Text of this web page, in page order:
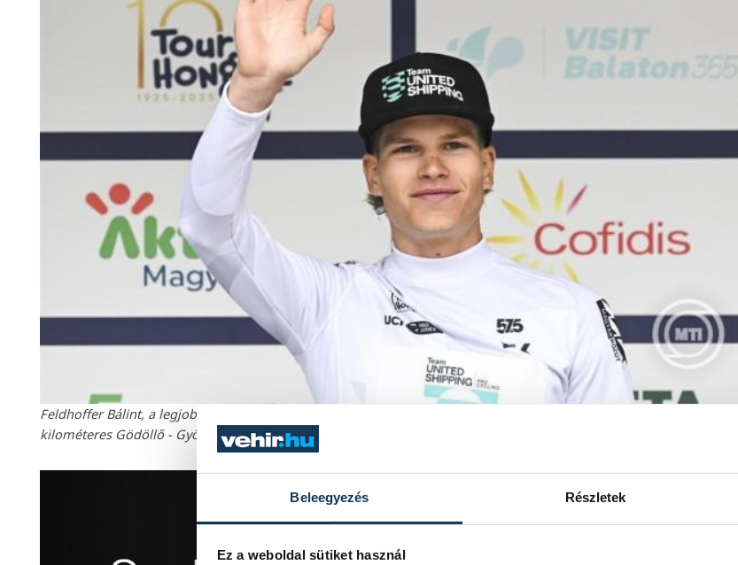
Beleegyezés Részletek
Ez a weboldal sütiket használ
Feldhoffer Bálint, a legjobb magyar versenyző a 46. Tour de Hongrie országúti kerékpáros körverseny harmadik, 163
kilométeres Gödöllő - Gyöngyös-Kékestető szakaszának eredményhirdetésén 2025. május 16-án. MTI/Illyés Tibor